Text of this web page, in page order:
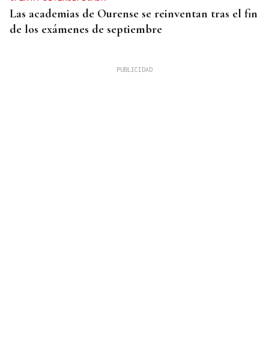
Las academias de Ourense se reinventan tras el fin
de los exámenes de septiembre